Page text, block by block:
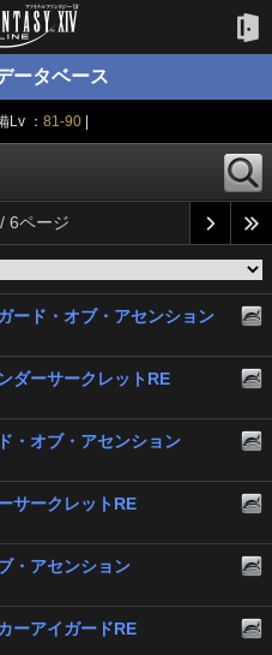
ータベース
Lv ： 81-90|
6ページ
ード・オブ・アセンション
ダーサークレットRE
・オブ・アセンション
サークレットRE
・アセンション
ーアイガードRE